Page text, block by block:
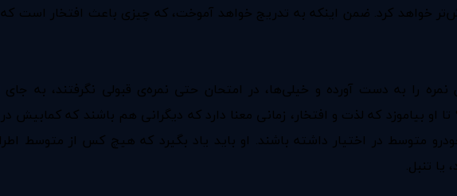
خواهد کرد. ضمن اینکه به تدریج خواهد آموخت، که چیزی باعث افتخار است
را به دست آورده و خیلی‌ها،‌ در امتحان حتی نمره‌ی قبولی نگرفتند، به
او بیاموزد که لذت و افتخار، زمانی معنا دارد که دیگرانی هم باشند که کمابیش
متوسط در اختیار داشته باشند. او باید یاد بگیرد که هیچ کس از متوسط
یا تنبل.